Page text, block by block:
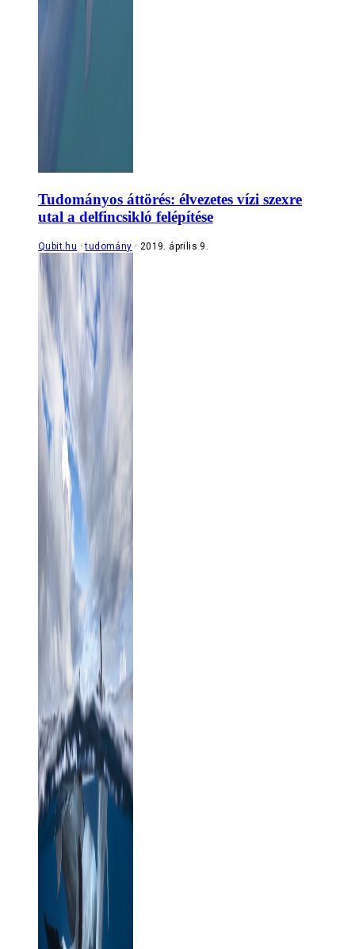
Tudományos áttörés: élvezetes vízi szexre
utal a delfincsikló felépítése
Qubit.hu tudomány 2019. április 9.